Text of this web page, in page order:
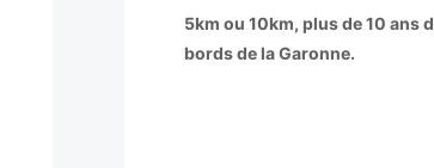
5km ou 10km, plus de 10 ans
bords de la Garonne.